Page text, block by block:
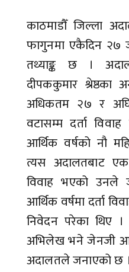
काठमाडौँ जिल्ला
फागुनमा एकैदिन २७
तथ्याङ्क छ ।
दीपककुमार
अधिकतम २७ र
वटासम्म दर्ता
आर्थिक वर्षको नौ
त्यस अदालतबाट
विवाह भएको उनले
आर्थिक वर्षमा दर्ता
निवेदन परेका थिए
अभिलेख भने जेनजी
अदालतले जनाएको छ ।